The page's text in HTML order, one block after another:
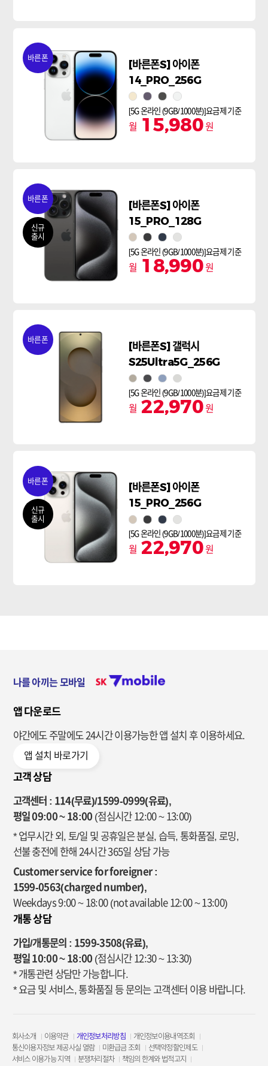
바른폰
[바른폰S] 아이폰
14_PRO_256G
골드 딥퍼플스페이스블랙
실버
[5G 온라인 (9GB/1000분)]요금제 기준
월 15,980원
바른폰
신규
출시
[바른폰S] 아이폰
15_PRO_128G
내추럴티타늄
블랙티타늄
블루티타늄화이트티타늄
[5G 온라인 (9GB/1000분)]요금제 기준
월 18,990원
바른폰
[바른폰S] 갤럭시
S25Ultra5G_256G
그레이블랙 실버블루화이트실버
[5G 온라인 (9GB/1000분)]요금제 기준
월 22,970원
바른폰
신규
출시
[바른폰S] 아이폰
15_PRO_256G
내추럴티타늄
블랙티타늄
블루티타늄화이트티타늄
[5G 온라인 (9GB/1000분)]요금제 기준
월 22,970원
나를 아끼는 모바일
앱 다운로드
야간에도 주말에도 24시간 이용가능한앱 설치 후 이용하세요.
앱 설치 바로가기
고객 상담
고객센터 : 114(무료)/1599-0999(유료),
평일 09:00 ~ 18:00 (점심시간 12:00 ~ 13:00)
* 업무시간 외, 토/일 및 공휴일은 분실, 습득, 통화품질, 로밍,
선불 충전에 한해 24시간 365일 상담 가능
Customer service for foreigner :
1599-0563(charged number),
Weekdays 9:00 ~ 18:00 (not available 12:00 ~ 13:00)
개통 상담
가입/개통문의 : 1599-3508(유료),
평일 10:00 ~ 18:00 (점심시간 12:30 ~ 13:30)
* 개통관련 상담만 가능합니다.
* 요금 및 서비스, 통화품질 등 문의는 고객센터 이용 바랍니다.
회사소개 이용약관 개인정보처리방침
개인정보이용내역조회
통신이용자정보 제공사실 열람
미환급금 조회
선택약정할인제도
서비스 이용가능 지역
분쟁처리절차 책임의 한계와 법적고지